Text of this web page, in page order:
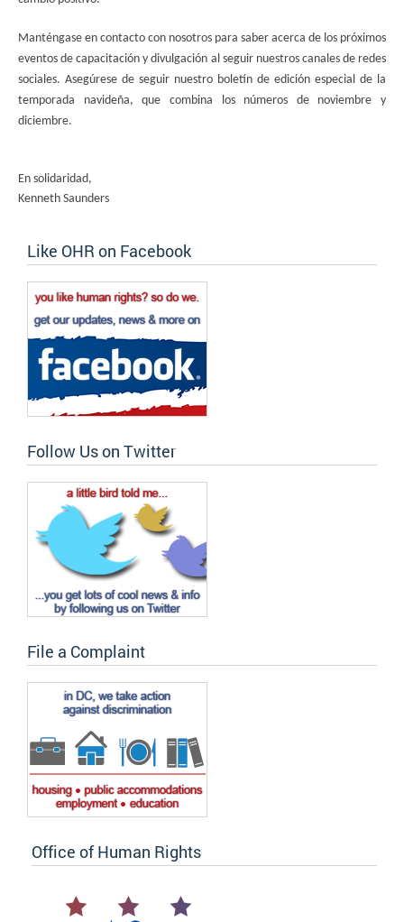
Manténgase en contacto con nosotros para saber acerca de los próximos
eventos de capacitación y divulgación al seguir nuestros canales de redes
sociales. Asegúrese de seguir nuestro boletín de edición especial de la
temporada navideña, que combina los números de noviembre y
diciembre.
En solidaridad,
Kenneth Saunders
Like OHR on Facebook
Follow Us on Twitter
File a Complaint
Office of Human Rights